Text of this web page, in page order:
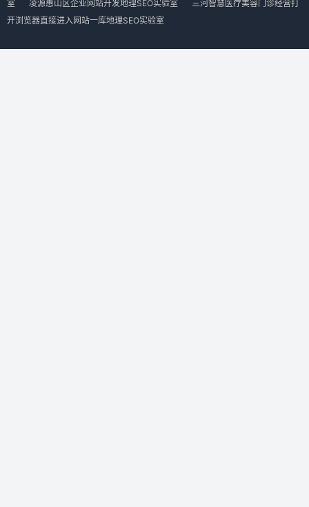
室
凌源惠山区企业网站开发地理SEO实验室
三河智慧医疗美容门诊经营打
开浏览器直接进入网站一库地理SEO实验室